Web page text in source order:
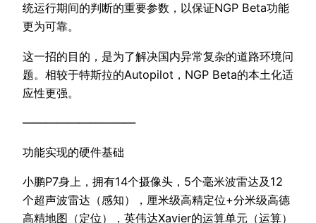
统运行期间的判断的重要参数，以保证NGP Beta功能
更为可靠。
这一招的目的，是为了解决国内异常复杂的道路环境问
题。相较于特斯拉的Autopilot，NGP Beta的本土化适
应性更强。
——————————
功能实现的硬件基础
小鹏P7身上，拥有14个摄像头，5个毫米波雷达及12
个超声波雷达（感知），厘米级高精定位+分米级高德
高精地图（定位），英伟达Xavier的运算单元（运算）